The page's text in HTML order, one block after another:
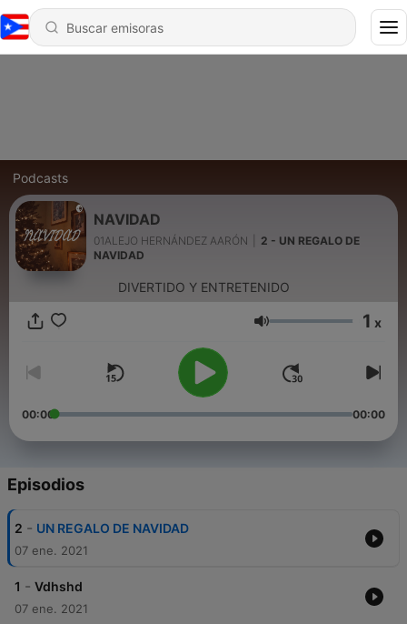
Podcasts
NAVIDAD
01ALEJO HERNÁNDEZ AARÓN
2 - UN REGALO DE
NAVIDAD
DIVERTIDO Y ENTRETENIDO
Volumen 1 x
00:00 00:00
Episodios
2 - UN REGALO DE NAVIDAD
07 ene. 2021
1 - Vdhshd
07 ene. 2021